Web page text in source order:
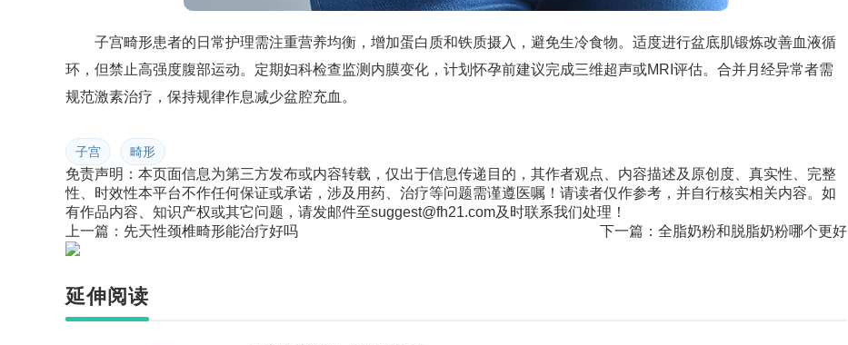
子宫畸形患者的日常护理需注重营养均衡，增加蛋白质和铁质摄入，避免生冷食物。适度进行盆底肌锻炼改善血液循
环，但禁止高强度腹部运动。定期妇科检查监测内膜变化，计划怀孕前建议完成三维超声或MRI评估。合并月经异常者需
规范激素治疗，保持规律作息减少盆腔充血。
子宫 畸形
免责声明：本页面信息为第三方发布或内容转载，仅出于信息传递目的，其作者观点、内容描述及原创度、真实性、完整
性、时效性本平台不作任何保证或承诺，涉及用药、治疗等问题需谨遵医嘱！请读者仅作参考，并自行核实相关内容。如
有作品内容、知识产权或其它问题，请发邮件至suggest@fh21.com及时联系我们处理！
上一篇： 先天性颈椎畸形能治疗好吗 下一篇： 全脂奶粉和脱脂奶粉哪个更好
延伸阅读